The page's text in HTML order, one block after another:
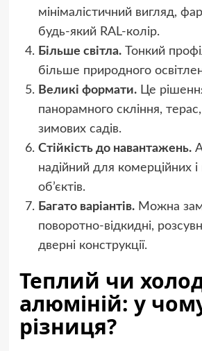
мінімалістичний вигляд,
будь-який RAL-колір.
Більше світла.Тонкий
більше природного
Великі формати.Це
панорамного скління,
зимових садів.
Стійкість до навантажень.
надійний для комерційних
об’єктів.
Багато варіантів.Можна
поворотно-відкидні,
дверні конструкції.
Теплий чи
алюміній: у
різниця?